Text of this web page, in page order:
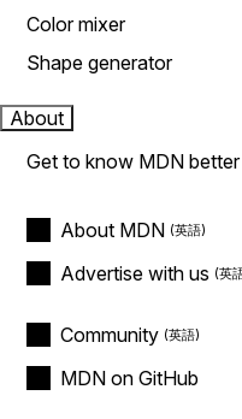
Color mixer
Shape generator
About
Get to know MDN better
About MDN
Advertise with us
Community
MDN on GitHub